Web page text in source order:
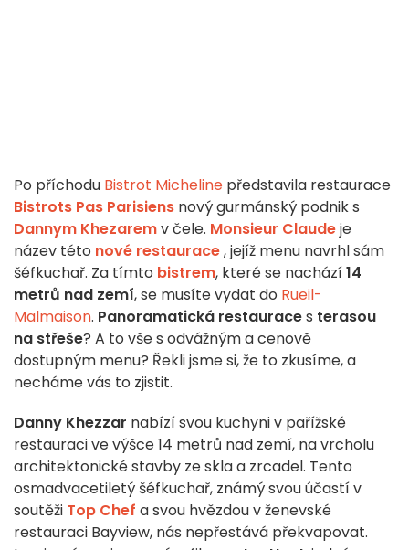
Po příchodu Bistrot Micheline představila restaurace
Bistrots Pas Parisiens nový gurmánský podnik s
Dannym Khezaremv čele. Monsieur Claudeje
název této nové restaurace, jejíž menu navrhl sám
šéfkuchař. Za tímto bistrem, které se nachází14
metrů nad zemí, se musíte vydat do Rueil-
Malmaison. Panoramatická restauraces terasou
na střeše? A to vše s odvážným a cenově
dostupným menu? Řekli jsme si, že to zkusíme, a
necháme vás to zjistit.
Danny Khezzar nabízí svou kuchyni v pařížské
restauraci ve výšce 14 metrů nad zemí, na vrcholu
architektonické stavby ze skla a zrcadel. Tento
osmadvacetiletý šéfkuchař, známý svou účastí v
soutěži Top Chef a svou hvězdou v ženevské
restauraci Bayview, nás nepřestává překvapovat.